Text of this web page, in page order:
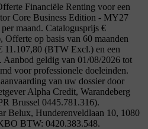
Financiële Renting voor een
Core Business Edition - MY27
maand. Catalogusprijs €
op basis van 60 maanden
11.107,80 (BTW Excl.) en een
Aanbod geldig van 01/08/2026 tot
voor professionele doeleinden.
van uw dossier door
Alpha Credit, Warandeberg
Brussel 0445.781.316).
Belux, Hunderenveldlaan 10, 1080
BTW: 0420.383.548.